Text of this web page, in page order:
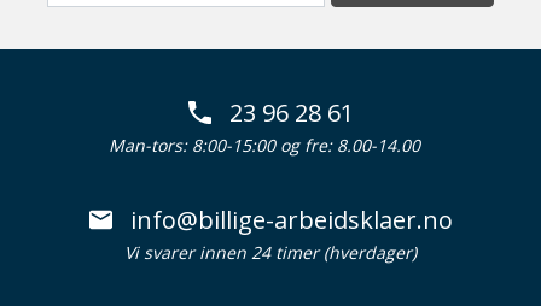
23 96 28 61
Man-tors: 8:00-15:00 og fre: 8.00-14.00
info@billige-arbeidsklaer.no
Vi svarer innen 24 timer (hverdager)